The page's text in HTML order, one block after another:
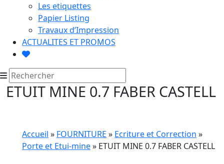
Les etiquettes
Papier Listing
Travaux d’Impression
ACTUALITES ET PROMOS
ETUIT MINE 0.7 FABER CASTELL
Accueil » FOURNITURE » Ecriture et Correction »
Porte et Etui-mine» ETUIT MINE 0.7 FABER CASTELL